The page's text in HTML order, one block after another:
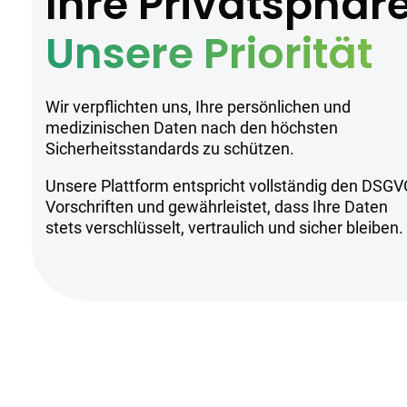
Unsere Priorität
Wir verpflichten uns, Ihre persönlichen und
medizinischen Daten nach den höchsten
Sicherheitsstandards zu schützen.
Unsere Plattform entspricht vollständig den
Vorschriften und gewährleistet, dass Ihre Daten
stets verschlüsselt, vertraulich und sicher bleiben.